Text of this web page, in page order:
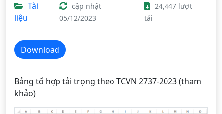
Tài
liệu
cập nhật
05/12/2023
24,447 lượt
tải
Download
Bảng tổ hợp tải trọng theo TCVN 2737-2023 (tham
khảo)